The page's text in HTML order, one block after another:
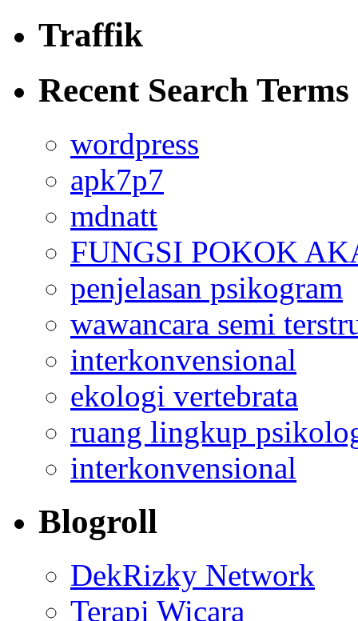
Traffik
Recent Search Terms
wordpress
apk7p7
mdnatt
FUNGSI POKOK
penjelasan psikogram
wawancara semi
interkonvensional
ekologi vertebrata
ruang lingkup
interkonvensional
Blogroll
DekRizky Network
Terapi Wicara